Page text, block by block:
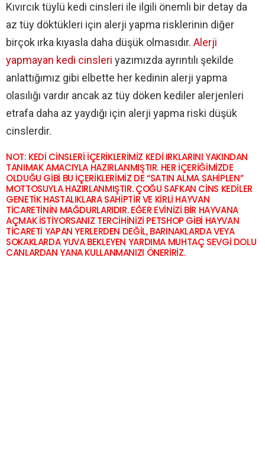
Kıvırcık tüylü kedi cinsleri ile ilgili önemli bir detay da
az tüy döktükleri için alerji yapma risklerinin diğer
birçok ırka kıyasla daha düşük olmasıdır. Alerji
yapmayan kedi cinsleri yazımızda ayrıntılı şekilde
anlattığımız gibi elbette her kedinin alerji yapma
olasılığı vardır ancak az tüy döken kediler alerjenleri
etrafa daha az yaydığı için alerji yapma riski düşük
cinslerdir.
NOT: KEDİ CİNSLERİ İÇERİKLERİMİZ KEDİ IRKLARINI YAKINDAN
TANIMAK AMACIYLA HAZIRLANMIŞTIR. HER İÇERİĞİMİZDE
OLDUĞU GİBİ BU İÇERİKLERİMİZ DE “SATIN ALMA SAHİPLEN”
MOTTOSUYLA HAZIRLANMIŞTIR. ÇOĞU SAFKAN CİNS KEDİLER
GENETİK HASTALIKLARASAHİPTİR VE KİRLİ HAYVAN
TİCARETİNİN MAĞDURLARIDIR. EĞER EVİNİZİ BİR HAYVANA
AÇMAK İSTİYORSANIZ TERCİHİNİZİ PETSHOP GİBİ HAYVAN
TİCARETİ YAPAN YERLERDEN DEĞİL, BARINAKLARDA VEYA
SOKAKLARDA YUVA BEKLEYEN YARDIMA MUHTAÇ SEVGİ DOLU
CANLARDAN YANA KULLANMANIZI ÖNERİRİZ.